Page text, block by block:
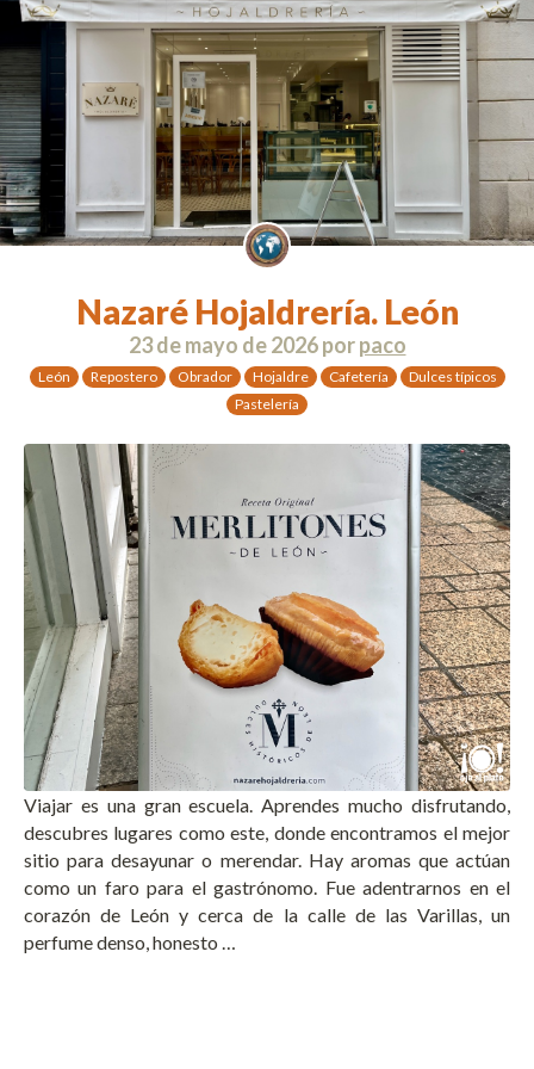
Nazaré Hojaldrería. León
23 de mayo de 2026porpaco
León Repostero Obrador Hojaldre Cafetería
Dulces típicos
Pastelería
Viajar es una gran escuela. Aprendes mucho disfrutando,
descubres lugares como este, donde encontramos el mejor
sitio para desayunar o merendar. Hay aromas que actúan
como un faro para el gastrónomo. Fue adentrarnos en el
corazón de León y cerca de la calle de las Varillas, un
perfume denso, honesto …